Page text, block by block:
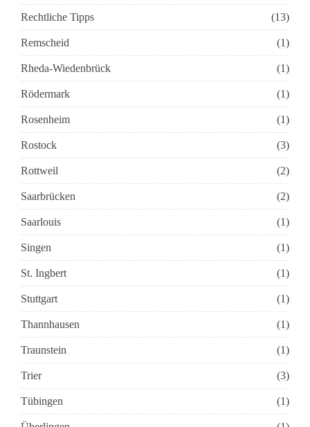
Rechtliche Tipps (13)
Remscheid (1)
Rheda-Wiedenbrück (1)
Rödermark (1)
Rosenheim (1)
Rostock (3)
Rottweil (2)
Saarbrücken (2)
Saarlouis (1)
Singen (1)
St. Ingbert (1)
Stuttgart (1)
Thannhausen (1)
Traunstein (1)
Trier (3)
Tübingen (1)